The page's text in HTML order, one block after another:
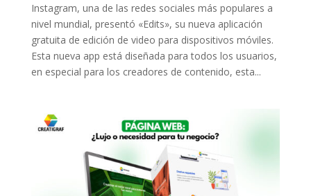
Instagram, una de las redes sociales más populares a
nivel mundial, presentó «Edits», su nueva aplicación
gratuita de edición de video para dispositivos móviles.
Esta nueva app está diseñada para todos los usuarios,
en especial para los creadores de contenido, esta...